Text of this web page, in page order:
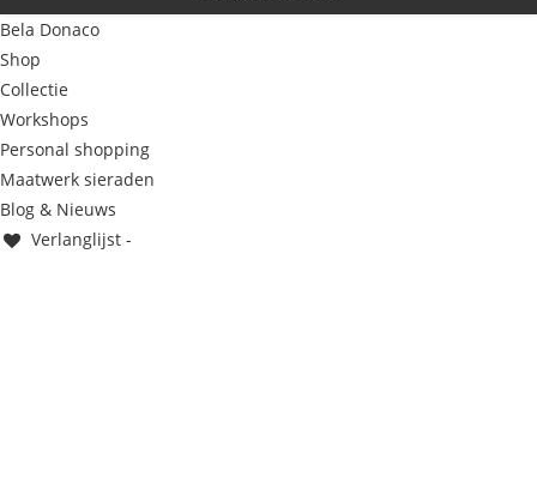
Bela Donaco
Shop
Collectie
Workshops
Personal shopping
Maatwerk sieraden
Blog & Nieuws
Verlanglijst -